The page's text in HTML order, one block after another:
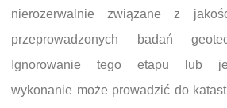
nierozerwalnie związane z
przeprowadzonych badań
Ignorowanie tego etapu lub
wykonanie może prowadzić do